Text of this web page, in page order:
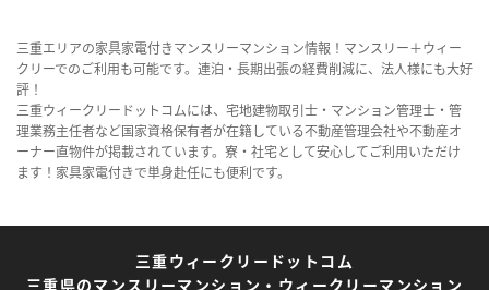
三重エリアの家具家電付きマンスリーマンション情報！マンスリー＋ウィー
クリーでのご利用も可能です。連泊・長期出張の経費削減に、法人様にも大好
評！
三重ウィークリードットコムには、宅地建物取引士・マンション管理士・管
理業務主任者など国家資格保有者が在籍している不動産管理会社や不動産オ
ーナー直物件が掲載されています。寮・社宅として安心してご利用いただけ
ます！家具家電付きで単身赴任にも便利です。
三重ウィークリードットコム
三重県のマンスリーマンション・ウィークリーマンション